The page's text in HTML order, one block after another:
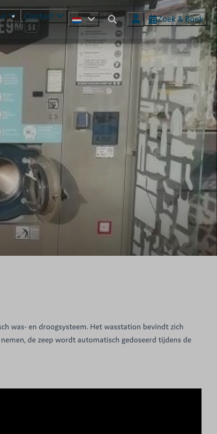
Contact Zoek & Boek
was- en droogsysteem. Het wasstation bevindt zich
de zeep wordt automatisch gedoseerd tijdens de